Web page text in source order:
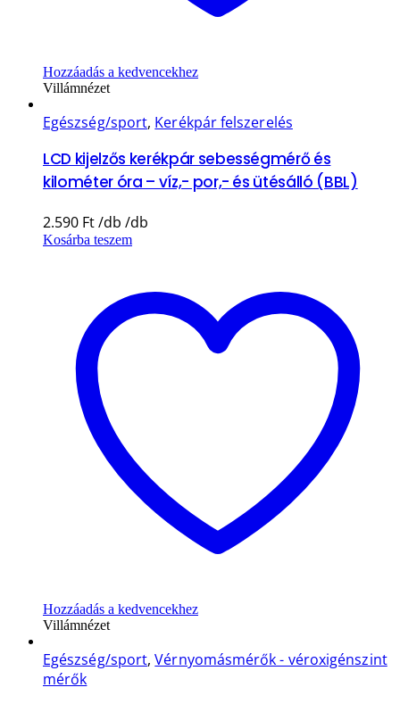
Hozzáadás a kedvencekhez
Villámnézet
Egészség/sport, Kerékpár felszerelés
LCD kijelzős kerékpár sebességmérő és
kilométer óra – víz,- por,- és ütésálló (BBL)
2.590 Ft
Kosárba teszem
Hozzáadás a kedvencekhez
Villámnézet
Egészség/sport,Vérnyomásmérők - véroxigénszint
mérők